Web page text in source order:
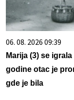
06. 08. 2026 09:39
Marija (3) se
godine otac je
gde je bila